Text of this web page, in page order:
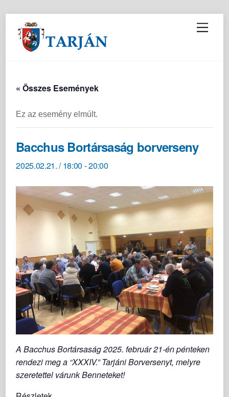
M
e
« Összes Események
Ez az esemény elmúlt.
Bacchus Bortársaság borverseny
2025.02.21. / 18:00 -20:00
A Bacchus Bortársaság 2025. február 21-én pénteken
rendezi meg a “XXXIV.” Tarjáni Borversenyt, melyre
szeretettel várunk Benneteket!